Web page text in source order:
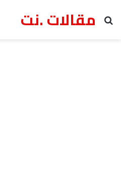
مقالات .نت
بحث عن